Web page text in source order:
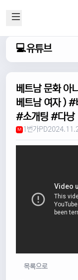
💻유튜브
베트남 문화 아
베트남 여자 )
#소개팅 #다낭
M 1번가PD
목록으로